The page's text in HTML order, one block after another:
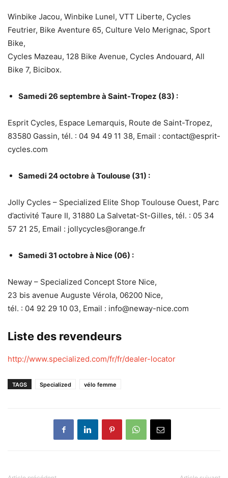
Winbike Jacou, Winbike Lunel, VTT Liberte, Cycles
Feutrier, Bike Aventure 65, Culture Velo Merignac, Sport
Bike,
Cycles Mazeau, 128 Bike Avenue, Cycles Andouard, All
Bike 7, Bicibox.
Samedi 26 septembre à Saint-Tropez (83) :
Esprit Cycles, Espace Lemarquis, Route de Saint-Tropez,
83580 Gassin, tél. : 04 94 49 11 38, Email : contact@esprit-
cycles.com
Samedi 24 octobre à Toulouse (31) :
Jolly Cycles – Specialized Elite Shop Toulouse Ouest, Parc
d’activité Taure II, 31880 La Salvetat-St-Gilles, tél. : 05 34
57 21 25, Email : jollycycles@orange.fr
Samedi 31 octobre à Nice (06) :
Neway – Specialized Concept Store Nice,
23 bis avenue Auguste Vérola, 06200 Nice,
tél. : 04 92 29 10 03, Email : info@neway-nice.com
Liste des revendeurs
http://www.specialized.com/fr/fr/dealer-locator
TAGS Specialized vélo femme